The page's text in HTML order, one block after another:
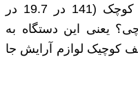
(فقط 25.2 گرم) و ابعاد بسیار کوچک (141 در 19.7 در
چی؟ یعنی این دستگاه به
کوچیک لوازم آرایش جا